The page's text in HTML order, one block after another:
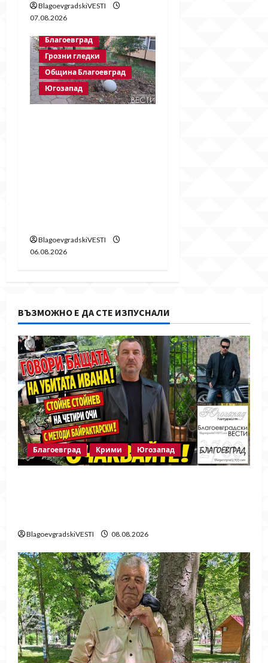
BlagoevgradskiVESTI
07.08.2026
Благоевград
Грозни гледки
Община Благоевград
Югозапад
BlagoevgradskiVESTI
06.08.2026
ВЪЗМОЖНО Е ДА СТЕ ИЗПУСНАЛИ
Благоевград Крими Югозапад
BlagoevgradskiVESTI 08.08.2026